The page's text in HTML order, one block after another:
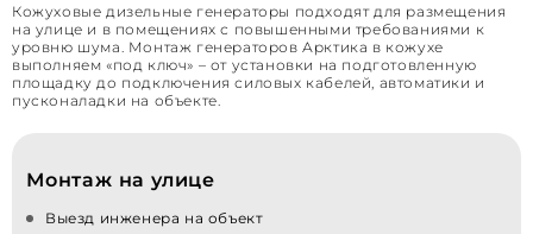
Кожуховые дизельные генераторы подходят для размещения
на улице и в помещениях с повышенными требованиями к
уровню шума. Монтаж генераторов Арктика в кожухе
выполняем «под ключ» – от установки на подготовленную
площадку до подключения силовых кабелей, автоматики и
пусконаладки на объекте.
Монтаж на улице
Выезд инженера на объект